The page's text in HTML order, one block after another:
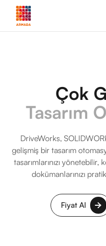
Çok
Tasarım
DriveWorks,
gelişmiş bir tasarım
tasarımlarınızı yönetebilir,
dokümanlarınızı
Fiyat Al